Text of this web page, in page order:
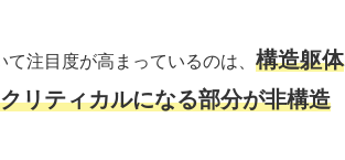
注目度が高まっているのは、 構造躯体
リティカルになる部分が非構造